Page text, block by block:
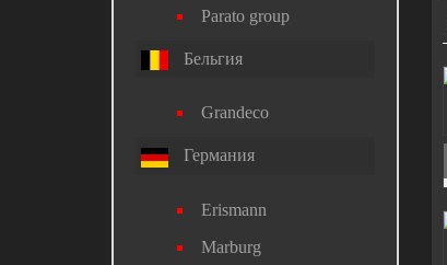
Parato group
Бельгия
Grandeco
Германия
Erismann
Marburg